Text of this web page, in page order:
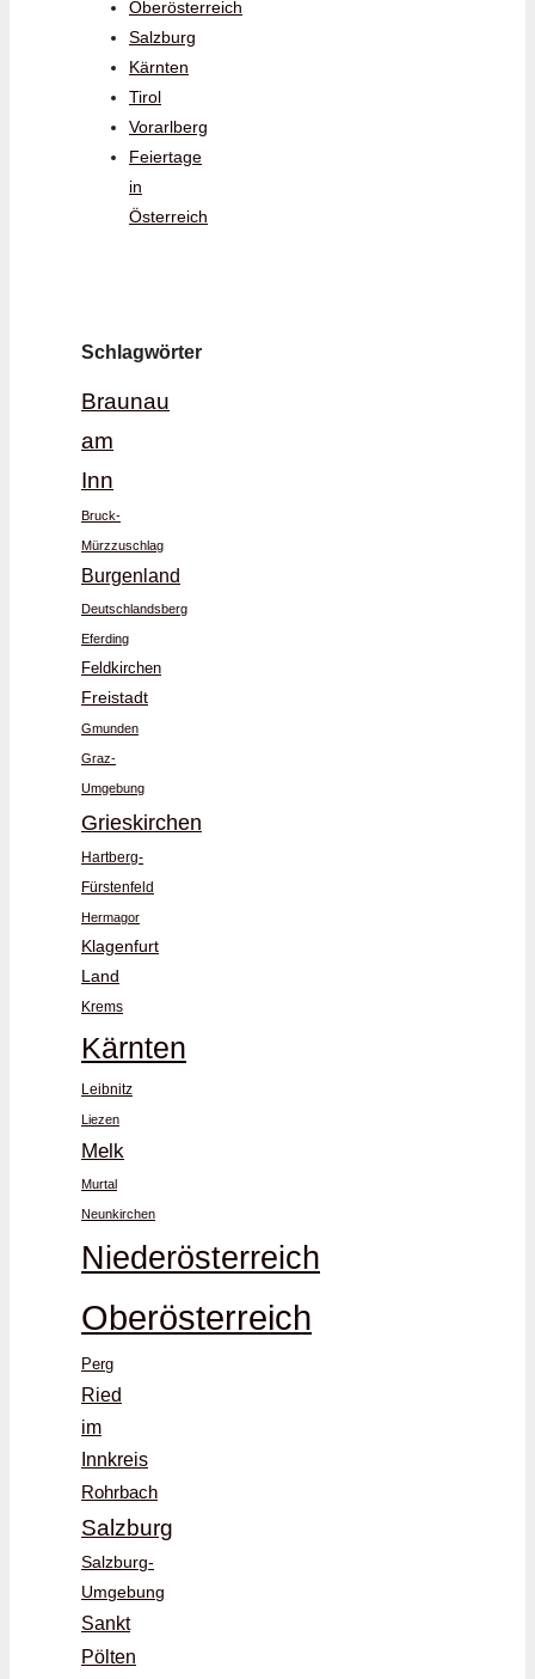
Oberösterreich
Salzburg
Kärnten
Tirol
Vorarlberg
Feiertage
in
Österreich
Schlagwörter
Braunau
am
Inn
Bruck-
Mürzzuschlag
Burgenland
Deutschlandsberg
Eferding
Feldkirchen
Freistadt
Gmunden
Graz-
Umgebung
Grieskirchen
Hartberg-
Fürstenfeld
Hermagor
Klagenfurt
Land
Krems
Kärnten
Leibnitz
Liezen
Melk
Murtal
Neunkirchen
Niederösterreich
Oberösterreich
Perg
Ried
im
Innkreis
Rohrbach
Salzburg
Salzburg-
Umgebung
Sankt
Pölten